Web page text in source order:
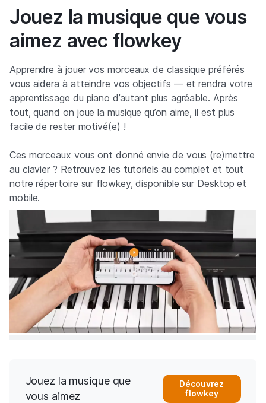
Jouez la musique que vous
aimez avec flowkey
Apprendre à jouer vos morceaux de classique préférés
vous aidera à atteindre vos objectifs — et rendra votre
apprentissage du piano d’autant plus agréable. Après
tout, quand on joue la musique qu’on aime, il est plus
facile de rester motivé(e) !
Ces morceaux vous ont donné envie de vous (re)mettre
au clavier ? Retrouvez les tutoriels au complet et tout
notre répertoire sur flowkey, disponible sur Desktop et
mobile.
Jouez la musique que
vous aimez
Découvrez
flowkey